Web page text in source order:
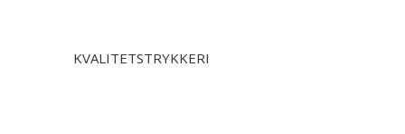
KVALITETSTRYKKERI